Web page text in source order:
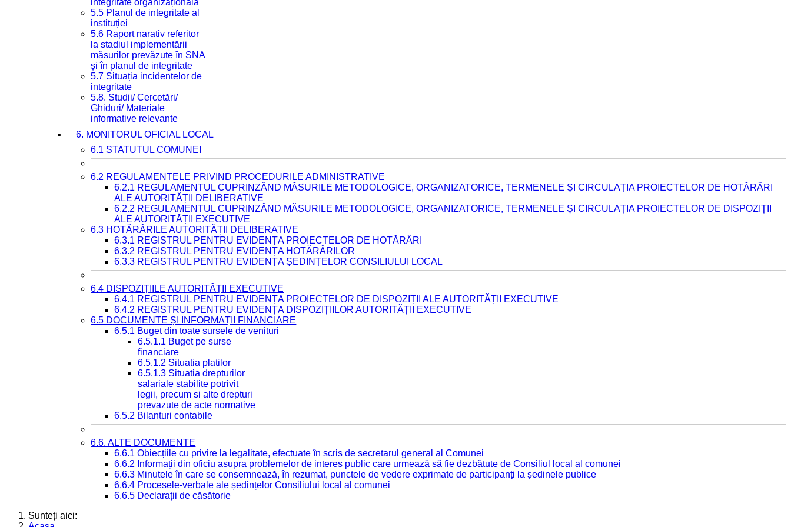
integritate organizațională
5.5 Planul de integritate al
instituției
5.6 Raport narativ referitor
la stadiul implementării
măsurilor prevăzute în SNA
și în planul de integritate
5.7 Situația incidentelor de
integritate
5.8. Studii/ Cercetări/
Ghiduri/ Materiale
informative relevante
6. MONITORUL OFICIAL LOCAL
6.1 STATUTUL COMUNEI
6.2 REGULAMENTELE PRIVIND PROCEDURILE ADMINISTRATIVE
6.2.1 REGULAMENTUL CUPRINZÂND MĂSURILE METODOLOGICE, ORGANIZATORICE, TERMENELE ȘI CIRCULAȚIA PROIECTELOR DE HOTĂRÂRI
ALE AUTORITĂȚII DELIBERATIVE
6.2.2 REGULAMENTUL CUPRINZÂND MĂSURILE METODOLOGICE, ORGANIZATORICE, TERMENELE ȘI CIRCULAȚIA PROIECTELOR DE DISPOZIȚII
ALE AUTORITĂȚII EXECUTIVE
6.3 HOTĂRÂRILE AUTORITĂȚII DELIBERATIVE
6.3.1 REGISTRUL PENTRU EVIDENȚA PROIECTELOR DE HOTĂRÂRI
6.3.2 REGISTRUL PENTRU EVIDENȚA HOTĂRÂRILOR
6.3.3 REGISTRUL PENTRU EVIDENȚA ȘEDINȚELOR CONSILIULUI LOCAL
6.4 DISPOZIȚIILE AUTORITĂȚII EXECUTIVE
6.4.1 REGISTRUL PENTRU EVIDENȚA PROIECTELOR DE DISPOZIȚII ALE AUTORITĂȚII EXECUTIVE
6.4.2 REGISTRUL PENTRU EVIDENȚA DISPOZIȚIILOR AUTORITĂȚII EXECUTIVE
6.5 DOCUMENTE ȘI INFORMAȚII FINANCIARE
6.5.1 Buget din toate sursele de venituri
6.5.1.1 Buget pe surse
financiare
6.5.1.2 Situatia platilor
6.5.1.3 Situatia drepturilor
salariale stabilite potrivit
legii, precum si alte drepturi
prevazute de acte normative
6.5.2 Bilanturi contabile
6.6. ALTE DOCUMENTE
6.6.1 Obiecțiile cu privire la legalitate, efectuate în scris de secretarul general al Comunei
6.6.2 Informații din oficiu asupra problemelor de interes public care urmează să fie dezbătute de Consiliul local al comunei
6.6.3 Minutele în care se consemnează, în rezumat, punctele de vedere exprimate de participanți la ședinele publice
6.6.4 Procesele-verbale ale ședințelor Consiliului local al comunei
6.6.5 Declarații de căsătorie
Sunteți aici: